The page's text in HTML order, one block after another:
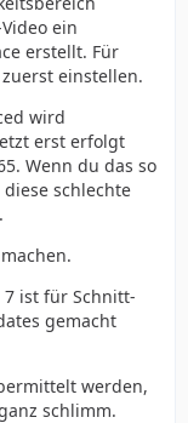
ein
erstellt. Für
einstellen.
wird
erst erfolgt
Wenn du das so
schlechte
7 ist für Schnitt-
gemacht
werden,
schlimm.